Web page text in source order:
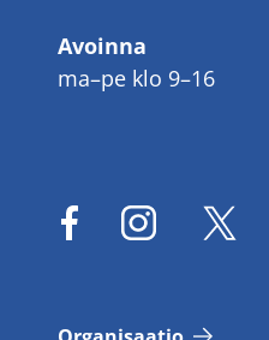
Avoinna
ma–pe klo 9–16